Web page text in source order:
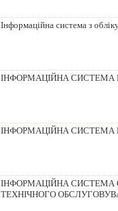
Інформаційна система з
ІНФОРМАЦІЙНА СИСТЕМА
ІНФОРМАЦІЙНА СИСТЕМА
ІНФОРМАЦІЙНА СИСТЕМА
ТЕХНІЧНОГО